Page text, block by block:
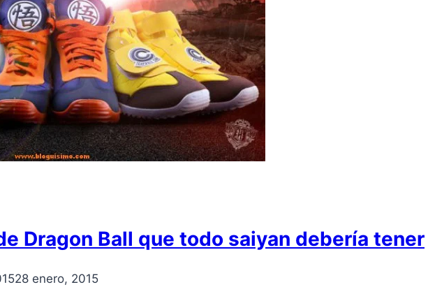
Dragon Ball que todo saiyan debería tener
28 enero, 2015